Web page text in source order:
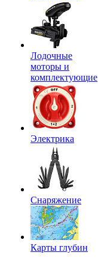
Лодочные
моторы и
комплектующие
Электрика
Снаряжение
Карты глубин